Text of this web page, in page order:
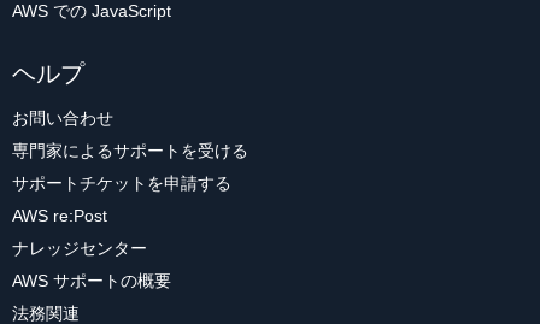
AWS での JavaScript
ヘルプ
お問い合わせ
専門家によるサポートを受ける
サポートチケットを申請する
AWS re:Post
ナレッジセンター
AWS サポートの概要
法務関連